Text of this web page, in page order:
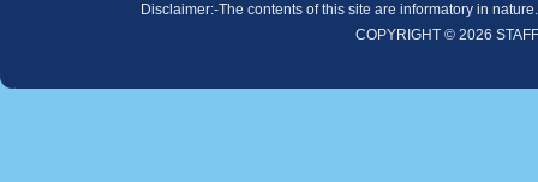
Disclaimer:-The contents of this site are informatory in
COPYRIGHT © 2026